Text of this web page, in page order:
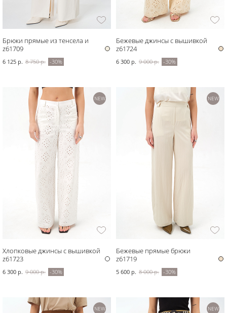
Брюки прямые из тенсела и
хлопка
z61709
6 125 р. 8 750 р. -30%
Бежевые джинсы с вышивкой
z61724
6 300 р. 9 000 р. -30%
NEW
Хлопковые джинсы с вышивкой
z61723
6 300 р. 9 000 р. -30%
NEW
Бежевые прямые брюки
z61719
5 600 р. 8 000 р. -30%
NEW NEW